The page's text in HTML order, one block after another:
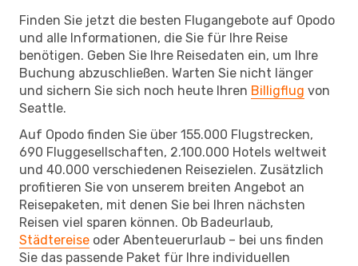
Finden Sie jetzt die besten Flugangebote auf Opodo
und alle Informationen, die Sie für Ihre Reise
benötigen. Geben Sie Ihre Reisedaten ein, um Ihre
Buchung abzuschließen. Warten Sie nicht länger
und sichern Sie sich noch heute Ihren Billigflug von
Seattle.
Auf Opodo finden Sie über 155.000 Flugstrecken,
690 Fluggesellschaften, 2.100.000 Hotels weltweit
und 40.000 verschiedenen Reisezielen. Zusätzlich
profitieren Sie von unserem breiten Angebot an
Reisepaketen, mit denen Sie bei Ihren nächsten
Reisen viel sparen können. Ob Badeurlaub,
Städtereise oder Abenteuerurlaub – bei uns finden
Sie das passende Paket für Ihre individuellen